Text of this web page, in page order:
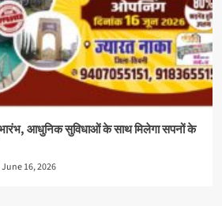
आधुनिक सुविधाओं के साथ मिलेगा सपनों के
June 16, 2026